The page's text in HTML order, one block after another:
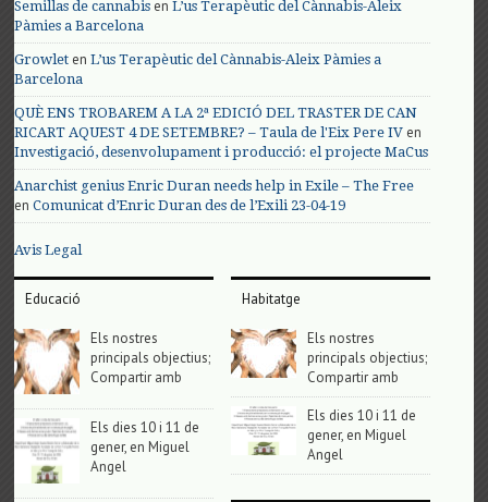
Semillas de cannabis enL’us Terapèutic del Cànnabis-Aleix
Pàmies a Barcelona
Growlet enL’us Terapèutic del Cànnabis-Aleix Pàmies a
Barcelona
QUÈ ENS TROBAREM A LA 2ª EDICIÓ DEL TRASTER DE CAN
RICART AQUEST 4 DE SETEMBRE? – Taula de l'Eix Pere IV en
Investigació, desenvolupament i producció: el projecte MaCus
Anarchist genius Enric Duran needs help in Exile – The Free
enComunicat d’Enric Duran des de l’Exili 23-04-19
Avis Legal
Educació
Els nostres
principals objectius;
Compartir amb
Els dies 10 i 11 de
gener, en Miguel
Angel
Habitatge
Els nostres
principals objectius;
Compartir amb
Els dies 10 i 11 de
gener, en Miguel
Angel